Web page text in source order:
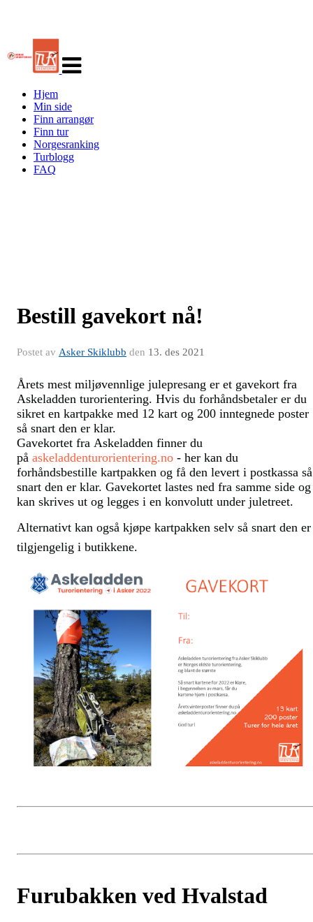
navigasjon
Hjem
Min side
Finn arrangør
Finn tur
Norgesranking
Turblogg
FAQ
Bestill gavekort nå!
Postet av Asker Skiklubb den 13. des 2021
Årets mest miljøvennlige julepresang er et gavekort fra
Askeladden turorientering. Hvis du forhåndsbetaler er du
sikret en kartpakke med 12 kart og 200 inntegnede poster
så snart den er klar.
Gavekortet fra Askeladden finner du
på askeladdenturorientering.no - her kan du
forhåndsbestille kartpakken og få den levert i postkassa så
snart den er klar. Gavekortet lastes ned fra samme side og
kan skrives ut og legges i en konvolutt under juletreet.
Alternativt kan også kjøpe kartpakken selv så snart den er
tilgjengelig i butikkene.
Furubakken ved Hvalstad